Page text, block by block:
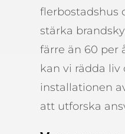
flerbostadshus
stärka
färre än 60 per
kan vi rädda liv
installationen
att utforska